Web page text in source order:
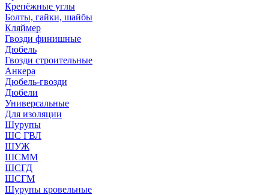
Крепёжные углы
Болты, гайки, шайбы
Кляймер
Гвозди финишные
Дюбель
Гвозди строительные
Анкера
Дюбель-гвозди
Дюбели
Универсальные
Для изоляции
Шурупы
ШС ГВЛ
ШУЖ
ШСММ
ШСГД
ШСГМ
Шурупы кровельные